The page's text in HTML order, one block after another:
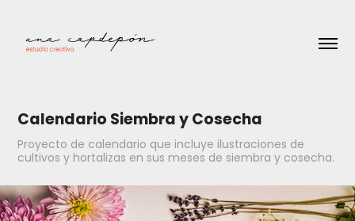
Calendario Siembra y Cosecha
Proyecto de calendario que incluye ilustraciones de
cultivos y hortalizas en sus meses de siembra y cosecha.